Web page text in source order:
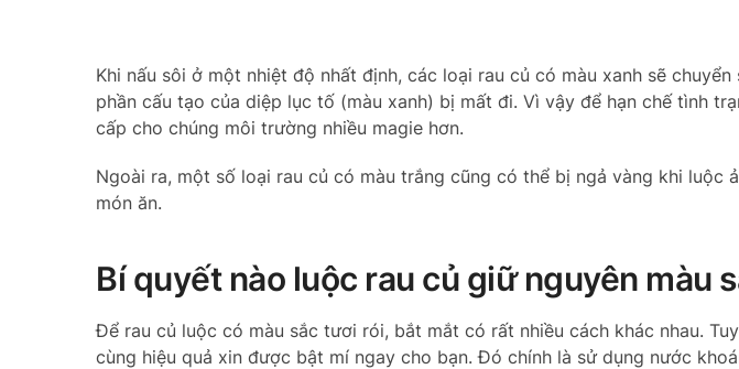
Khi nấu sôi ở một nhiệt độ nhất định, các loại rau củ có màu xanh sẽ
phần cấu tạo của diệp lục tố (màu xanh) bị mất đi. Vì vậy để hạn chế tình
cấp cho chúng môi trường nhiều magie hơn.
Ngoài ra, một số loại rau củ có màu trắng cũng có thể bị ngả vàng khi luộc
món ăn.
Bí quyết nào luộc rau củ giữ nguyên màu
Để rau củ luộc có màu sắc tươi rói, bắt mắt có rất nhiều cách khác nhau.
cùng hiệu quả xin được bật mí ngay cho bạn. Đó chính là sử dụng nước